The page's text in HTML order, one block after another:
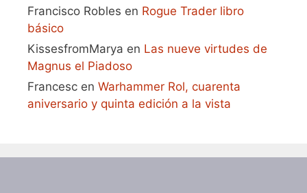
Francisco Robles en Rogue Trader libro
básico
KissesfromMarya en Las nueve virtudes de
Magnus el Piadoso
Francesc en Warhammer Rol, cuarenta
aniversario y quinta edición a la vista